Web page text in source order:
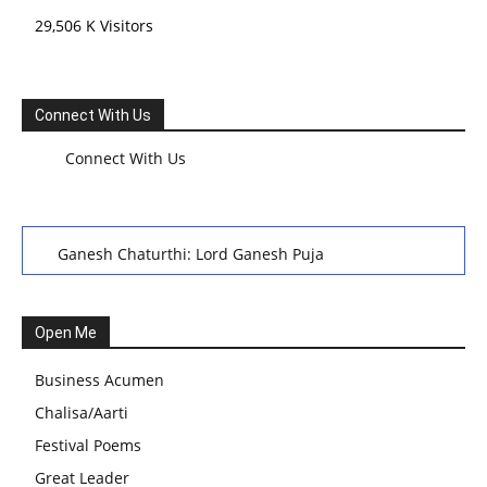
29,506 K Visitors
Connect With Us
Connect With Us
Ganesh Chaturthi: Lord Ganesh Puja
Festival: A Celebration of Tradition and Womanhood
स्वामी अवधेशानंद जी गिरि के जीवन सूत्र:किन चीजों के कारण लोग अशांत
और असंतुलित रहते हैं?
आज का जीवन मंत्र:महिलाएं पुरुषों से श्रेष्ठ होती हैं, हमेशा उनका सम्मान
करना चाहिए और उन्हें पूजनीय दृष्टि से देखना चाहिए
वट सावित्री पूजा विधि और कथा:इस व्रत में सौलह श्रृंगार से सजती हैं
Open Me
Business Acumen
Chalisa/Aarti
Festival Poems
Great Leader